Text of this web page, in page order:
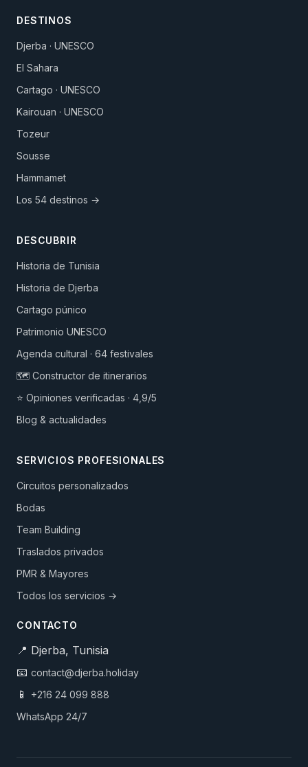
DESTINOS
Djerba · UNESCO
El Sahara
Cartago · UNESCO
Kairouan · UNESCO
Tozeur
Sousse
Hammamet
Los 54 destinos →
DESCUBRIR
Historia de Tunisia
Historia de Djerba
Cartago púnico
Patrimonio UNESCO
Agenda cultural · 64 festivales
🗺️ Constructor de itinerarios
⭐ Opiniones verificadas · 4,9/5
Blog & actualidades
SERVICIOS PROFESIONALES
Circuitos personalizados
Bodas
Team Building
Traslados privados
PMR & Mayores
Todos los servicios →
CONTACTO
📍 Djerba, Tunisia
📧 contact@djerba.holiday
📱
+216 24 099 888
WhatsApp 24/7